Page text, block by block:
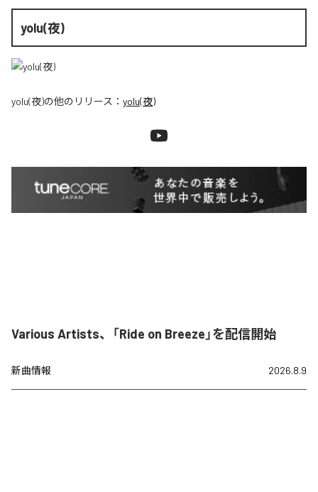
yolu(夜)
yolu(夜)の他のリリース： yolu(夜)
Various Artists、「Ride on Breeze」を配信開始
新曲情報 2026.8.9